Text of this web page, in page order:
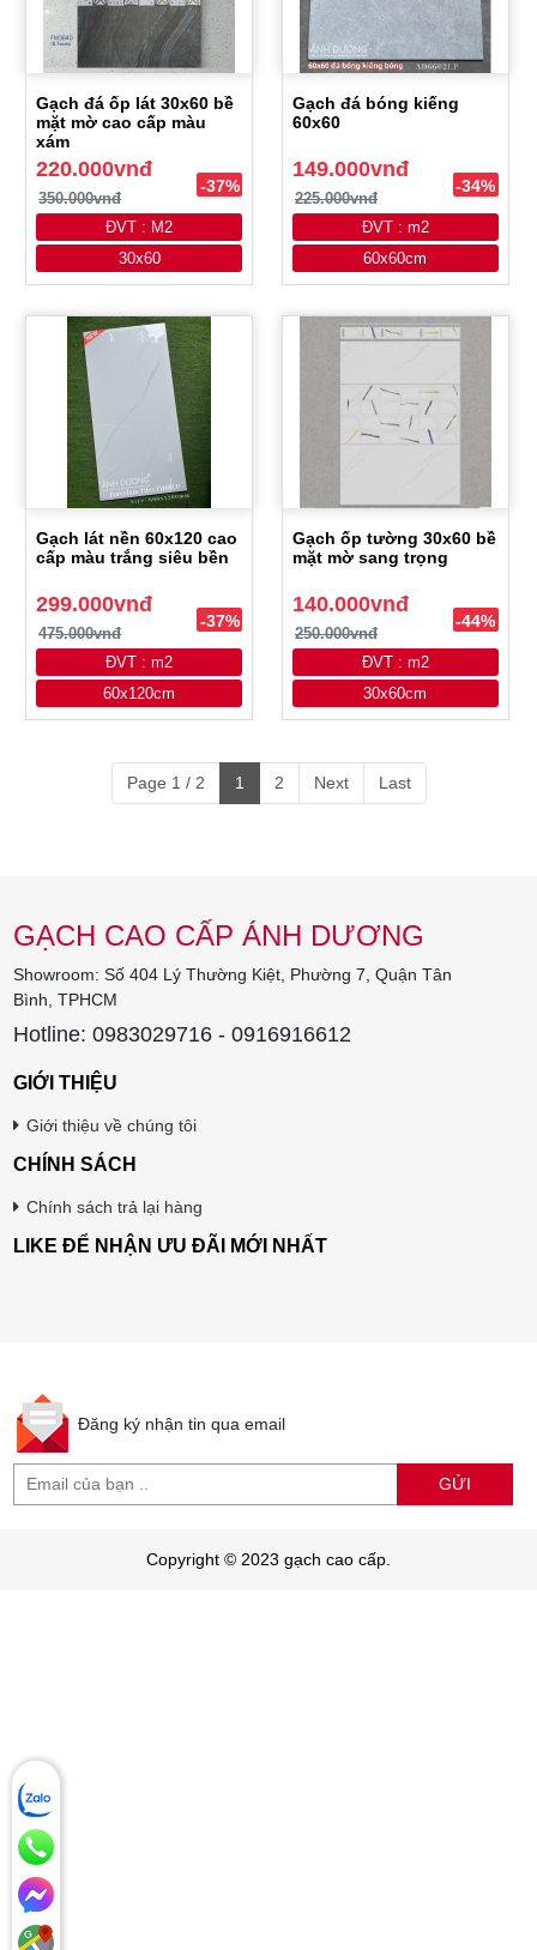
Gạch đá ốp lát 30x60 bề
mặt mờ cao cấp màu
xám
220.000vnđ
350.000vnđ
-37%
ĐVT : M2
30x60
Gạch đá bóng kiếng
60x60
149.000vnđ
225.000vnđ
-34%
ĐVT : m2
60x60cm
Gạch lát nền 60x120 cao
cấp màu trắng siêu bền
299.000vnđ
475.000vnđ
-37%
ĐVT : m2
60x120cm
Gạch ốp tường 30x60 bề
mặt mờ sang trọng
140.000vnđ
250.000vnđ
-44%
ĐVT : m2
30x60cm
Page 1 / 2 1 2 Next Last
GẠCH CAO CẤP ÁNH DƯƠNG
Showroom: Số 404 Lý Thường Kiệt, Phường 7, Quận Tân
Bình, TPHCM
Hotline: 0983029716 - 0916916612
GIỚI THIỆU
Giới thiệu về chúng tôi
CHÍNH SÁCH
Chính sách trả lại hàng
LIKE ĐỂ NHẬN ƯU ĐÃI MỚI NHẤT
Đăng ký nhận tin qua email
GỬI
Copyright © 2023 gạch cao cấp.